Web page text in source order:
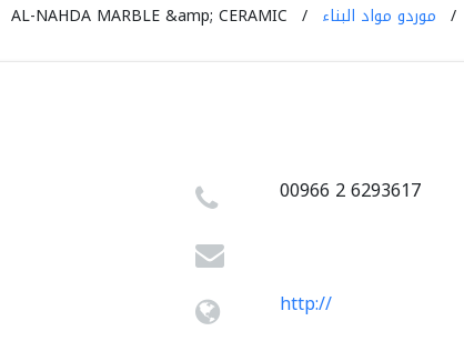
موردو مواد البناء AL-NAHDA MARBLE &amp; CERAMIC
00966 2 6293617
http://